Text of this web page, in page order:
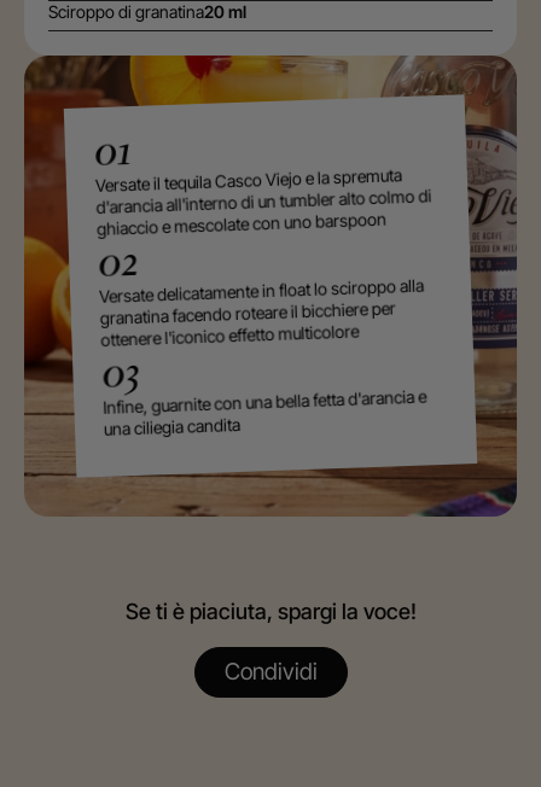
Sciroppo di granatina20 ml
01
Versate il tequila Casco Viejo e la spremuta
d'arancia all'interno di un tumbler alto colmo di
ghiaccio e mescolate con uno barspoon
02
Versate delicatamente in float lo sciroppo alla
granatina facendo roteare il bicchiere per
ottenere l'iconico effetto multicolore
03
Infine, guarnite con una bella fetta d'arancia e
una ciliegia candita
Se ti è piaciuta, spargi la voce!
Condividi